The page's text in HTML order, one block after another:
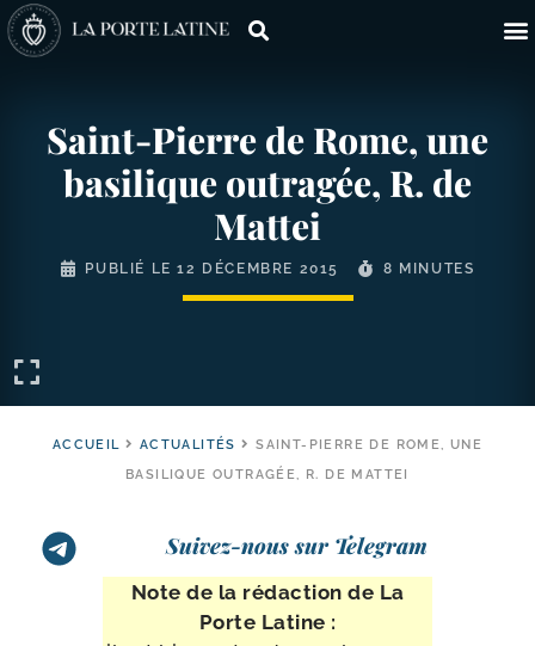
Saint-​Pierre de Rome, une
basilique outragée, R. de
Mattei
PUBLIÉ LE12 DÉCEMBRE 2015 8 MINUTES
ACCUEIL ACTUALITÉS
SAINT-​PIERRE DE ROME, UNE
BASILIQUE OUTRAGÉE, R. DE MATTEI
Suivez-nous sur Telegram
Note de la rédac­tion de La
Porte Latine :